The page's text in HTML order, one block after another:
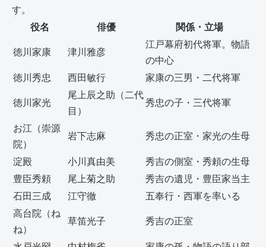
す。
役名
俳優 関係・立場
徳川家康 津川雅彦
江戸幕府初代将軍。物語
の中心
徳川秀忠
西田敏行 家康の三男・二代将軍
徳川家光
尾上辰之助（二代
目）
秀忠の子・三代将軍
お江（崇源
院）
岩下志麻 秀忠の正室・家光の生母
淀殿 小川真由美
秀吉の側室・秀頼の生母
豊臣秀頼
尾上菊之助
秀吉の遺児・豊臣家当主
石田三成
江守徹
五奉行・西軍を率いる
高台院（ね
ね）
草笛光子 秀吉の正室